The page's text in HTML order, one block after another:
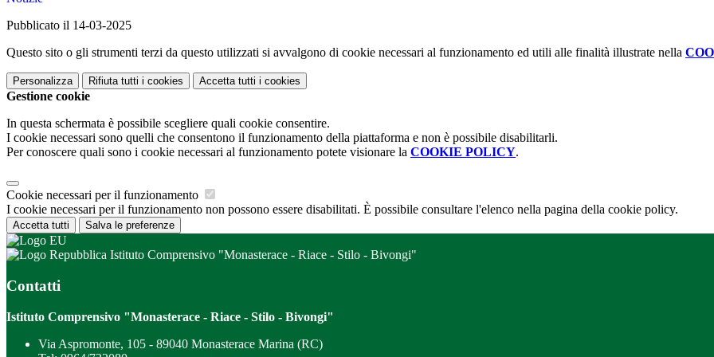
Pubblicato il 14-03-2025
Questo sito o gli strumenti terzi da questo utilizzati si avvalgono di cookie necessari al funzionamento ed utili alle finalità illustrate nella
Personalizza Rifiuta tutti i cookies Accetta tutti i cookies
Gestione cookie
In questa schermata è possibile scegliere quali cookie consentire.
I cookie necessari sono quelli che consentono il funzionamento della piattaforma e non è possibile disabilitarli.
Per conoscere quali sono i cookie necessari al funzionamento potete visionare la COOKIE POLICY.
Cookie necessari per il funzionamento
I cookie necessari per il funzionamento non possono essere disabilitati. È possibile consultare l'elenco nella pagina della cookie policy.
Accetta tutti Salva le preferenze
Istituto Comprensivo "Monasterace - Riace - Stilo - Bivongi"
Contatti
Istituto Comprensivo "Monasterace - Riace - Stilo - Bivongi"
Via Aspromonte, 105 - 89040 Monasterace Marina (RC)